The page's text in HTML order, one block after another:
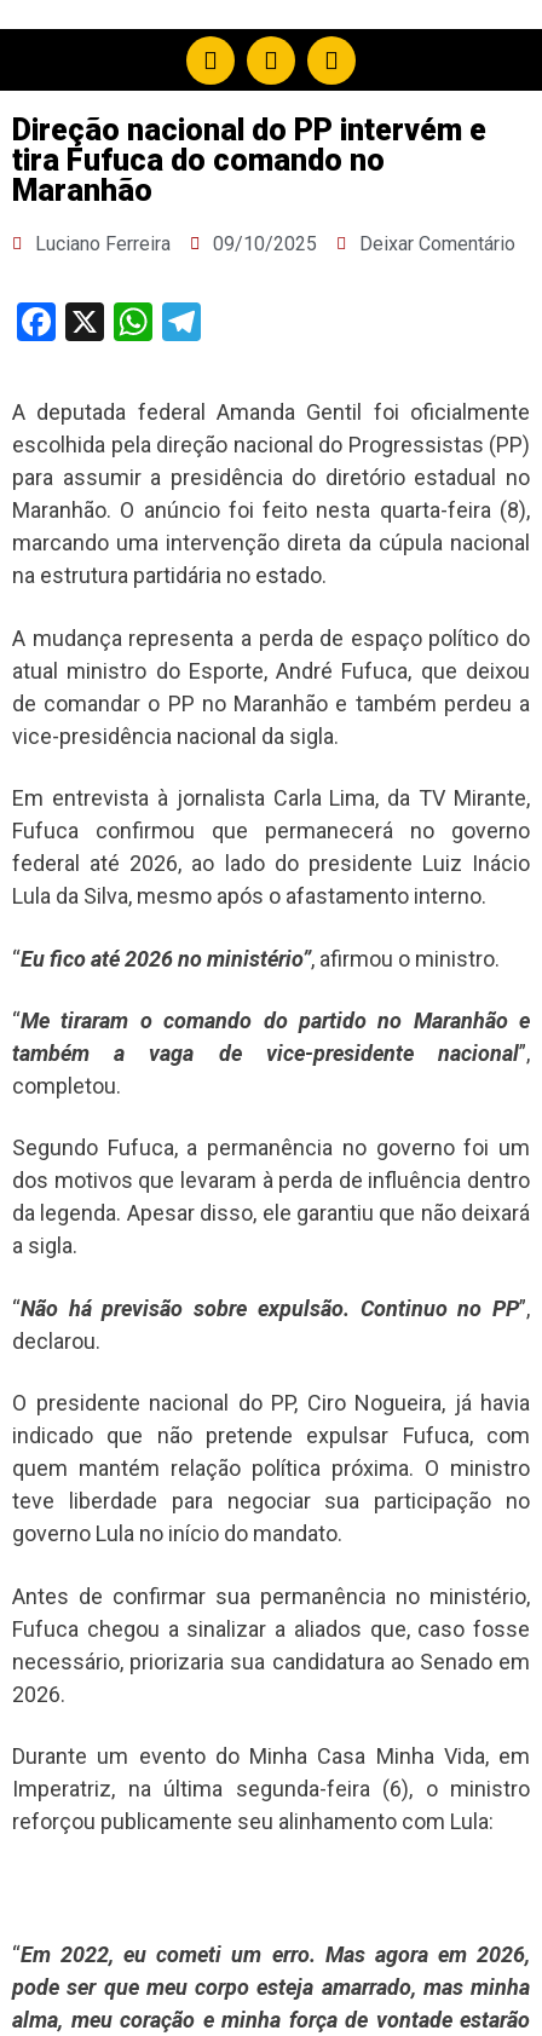
Direção nacional do PP intervém e
tira Fufuca do comando no
Maranhão
Luciano Ferreira 09/10/2025 Deixar Comentário
Facebook
X WhatsApp
A deputada federal Amanda Gentil foi oficialmente
escolhida pela direção nacional do Progressistas (PP)
para assumir a presidência do diretório estadual no
Maranhão. O anúncio foi feito nesta quarta-feira (8),
marcando uma intervenção direta da cúpula nacional
na estrutura partidária no estado.
A mudança representa a perda de espaço político do
atual ministro do Esporte, André Fufuca, que deixou
de comandar o PP no Maranhão e também perdeu a
vice-presidência nacional da sigla.
Em entrevista à jornalista Carla Lima, da TV Mirante,
Fufuca confirmou que permanecerá no governo
federal até 2026, ao lado do presidente Luiz Inácio
Lula da Silva, mesmo após o afastamento interno.
“Eu fico até 2026 no ministério”, afirmou o ministro.
“Me tiraram o comando do partido no Maranhão e
também a vaga de vice-presidente nacional”,
completou.
Segundo Fufuca, a permanência no governo foi um
dos motivos que levaram à perda de influência dentro
da legenda. Apesar disso, ele garantiu que não deixará
a sigla.
“Não há previsão sobre expulsão. Continuo no PP”,
declarou.
O presidente nacional do PP, Ciro Nogueira, já havia
indicado que não pretende expulsar Fufuca, com
quem mantém relação política próxima. O ministro
teve liberdade para negociar sua participação no
governo Lula no início do mandato.
Antes de confirmar sua permanência no ministério,
Fufuca chegou a sinalizar a aliados que, caso fosse
necessário, priorizaria sua candidatura ao Senado em
2026.
Durante um evento do Minha Casa Minha Vida, em
Imperatriz, na última segunda-feira (6), o ministro
reforçou publicamente seu alinhamento com Lula:
“Em 2022, eu cometi um erro. Mas agora em 2026,
pode ser que meu corpo esteja amarrado, mas minha
alma, meu coração e minha força de vontade estarão